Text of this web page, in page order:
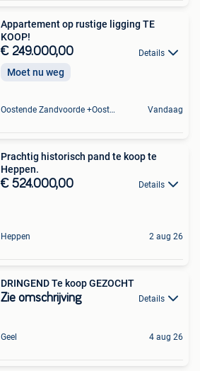
Appartement op rustige ligging TE
KOOP!
€ 249.000,00 Details
Moet nu weg
Oostende Zandvoorde +Oostende Vandaag
Prachtig historisch pand te koop te
Heppen.
€ 524.000,00 Details
Heppen 2 aug 26
DRINGEND Te koop GEZOCHT
Zie omschrijving Details
Geel 4 aug 26